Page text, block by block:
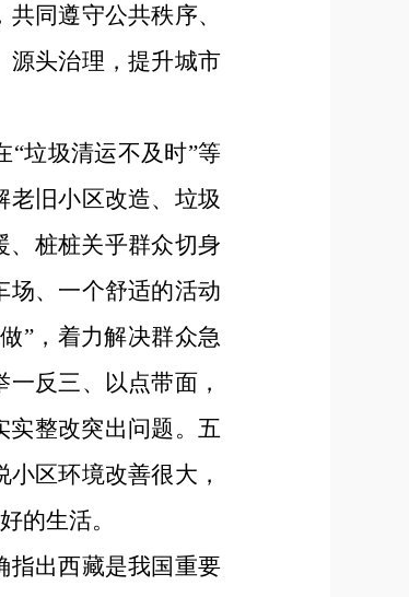
同遵守公共秩序、
源头治理，提升城市
垃圾清运不及时”等
老旧小区改造、垃圾
、桩桩关乎群众切身
场、一个舒适的活动
”，着力解决群众急
反三、以点带面，
实整改突出问题。五
区环境改善很大，
的生活。
指出西藏是我国重要